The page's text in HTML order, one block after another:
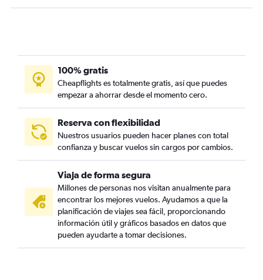
100% gratis
Cheapflights es totalmente gratis, así que puedes
empezar a ahorrar desde el momento cero.
Reserva con flexibilidad
Nuestros usuarios pueden hacer planes con total
confianza y buscar vuelos sin cargos por cambios.
Viaja de forma segura
Millones de personas nos visitan anualmente para
encontrar los mejores vuelos. Ayudamos a que la
planificación de viajes sea fácil, proporcionando
información útil y gráficos basados en datos que
pueden ayudarte a tomar decisiones.